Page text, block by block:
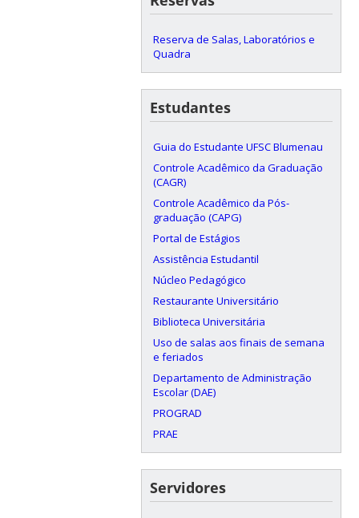
Reserva de Salas, Laboratórios e
Quadra
Estudantes
Guia do Estudante UFSC Blumenau
Controle Acadêmico da Graduação
(CAGR)
Controle Acadêmico da Pós-
graduação (CAPG)
Portal de Estágios
Assistência Estudantil
Núcleo Pedagógico
Restaurante Universitário
Biblioteca Universitária
Uso de salas aos finais de semana
e feriados
Departamento de Administração
Escolar (DAE)
PROGRAD
PRAE
Servidores